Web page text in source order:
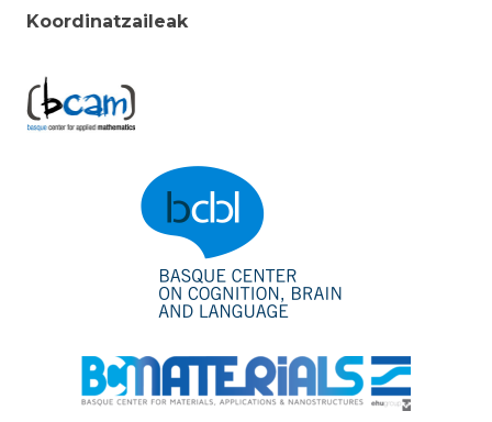
Koordinatzaileak